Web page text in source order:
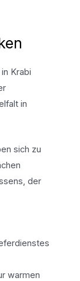
Krabi
in
sich zu
der
warmen